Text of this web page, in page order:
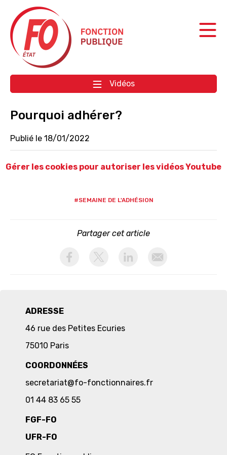
Aller à la navigation
Aller au contenu
Vidéos
Pourquoi adhérer?
Publié le 18/01/2022
Gérer les cookies pour autoriser les vidéos Youtube
#SEMAINE DE L'ADHÉSION
Partager cet article
ADRESSE
46 rue des Petites Ecuries
75010 Paris
COORDONNÉES
secretariat@fo-fonctionnaires.fr
01 44 83 65 55
FGF-FO
UFR-FO